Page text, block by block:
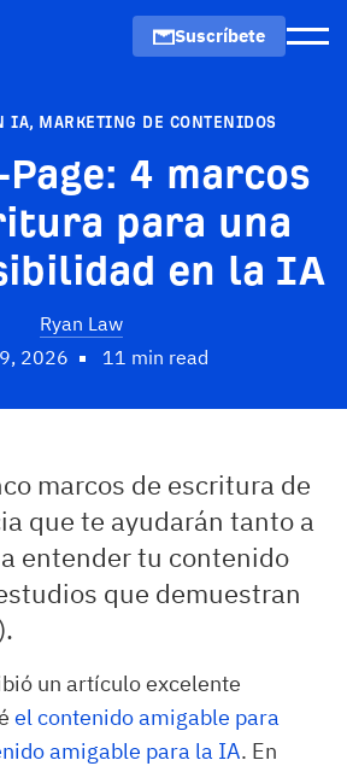
Suscríbete
IA, MARKETING DE CONTENIDOS
Page: 4 marcos
para una
en la IA
Ryan Law
2026
11 min read
marcos de escritura de
que te ayudarán tanto a
entender tu contenido
que demuestran
un artículo excelente
el contenido amigable para
amigable para la IA. En